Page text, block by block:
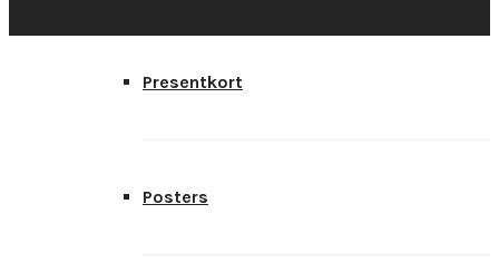
Presentkort
Posters